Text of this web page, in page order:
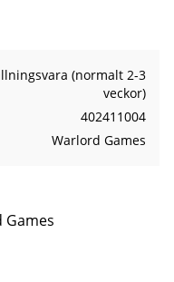
(normalt 2-3
veckor)
402411004
Warlord Games